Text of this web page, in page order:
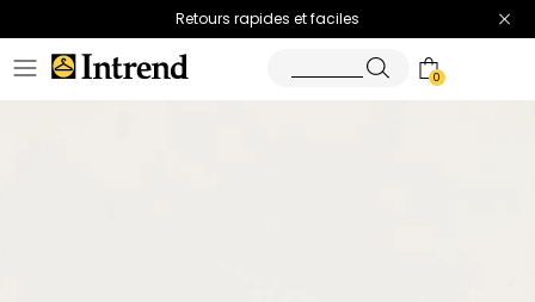
Retours rapides et faciles
0